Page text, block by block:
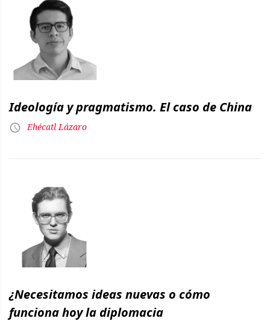
Ideología y pragmatismo. El caso de China
Ehécatl Lázaro
¿Necesitamos ideas nuevas o cómo
funciona hoy la diplomacia